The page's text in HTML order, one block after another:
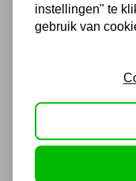
instellingen" te
gebruik van